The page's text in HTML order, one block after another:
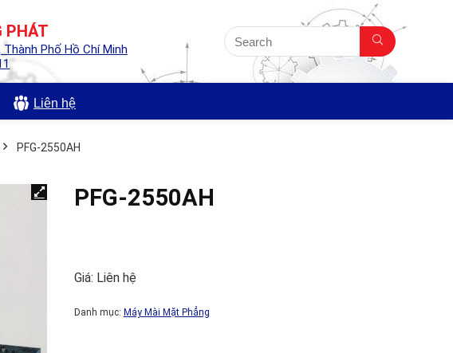
PHÁT
Phố Hồ Chí Minh
Liên hệ
PFG-2550AH
PFG-2550AH
Giá: Liên hệ
Danh mục: Máy Mài Mặt Phẳng